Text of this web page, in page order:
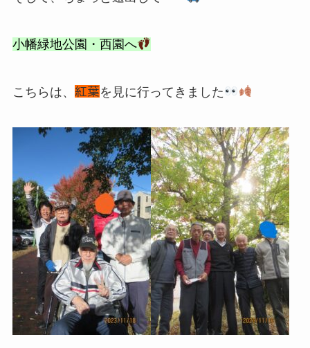
小幡緑地公園・西園へ
こちらは、 紅葉を見に行ってきました